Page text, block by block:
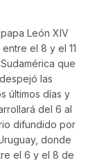
León XIV
el 8 y el 11
que
las
últimos días y
del 6 al
difundido por
donde
el 6 y el 8 de